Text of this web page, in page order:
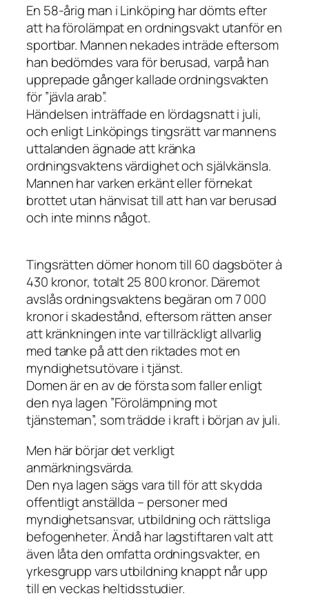
En 58-årig man i Linköping har dömts efter
att ha förolämpat en ordningsvakt utanför en
sportbar. Mannen nekades inträde eftersom
han bedömdes vara för berusad, varpå han
upprepade gånger kallade ordningsvakten
för ”jävla arab”.
Händelsen inträffade en lördagsnatt i juli,
och enligt Linköpings tingsrätt var mannens
uttalanden ägnade att kränka
ordningsvaktens värdighet och självkänsla.
Mannen har varken erkänt eller förnekat
brottet utan hänvisat till att han var berusad
och inte minns något.
Tingsrätten dömer honom till 60 dagsböter à
430 kronor, totalt 25 800 kronor. Däremot
avslås ordningsvaktens begäran om 7 000
kronor i skadestånd, eftersom rätten anser
att kränkningen inte var tillräckligt allvarlig
med tanke på att den riktades mot en
myndighetsutövare i tjänst.
Domen är en av de första som faller enligt
den nya lagen ”Förolämpning mot
tjänsteman”, som trädde i kraft i början av juli.
Men här börjar det verkligt
anmärkningsvärda.
Den nya lagen sägs vara till för att skydda
offentligt anställda – personer med
myndighetsansvar, utbildning och rättsliga
befogenheter. Ändå har lagstiftaren valt att
även låta den omfatta ordningsvakter, en
yrkesgrupp vars utbildning knappt når upp
till en veckas heltidsstudier.